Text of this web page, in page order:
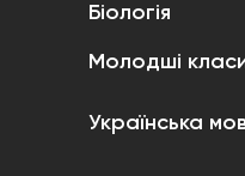
Біологія
Молодші
Українська